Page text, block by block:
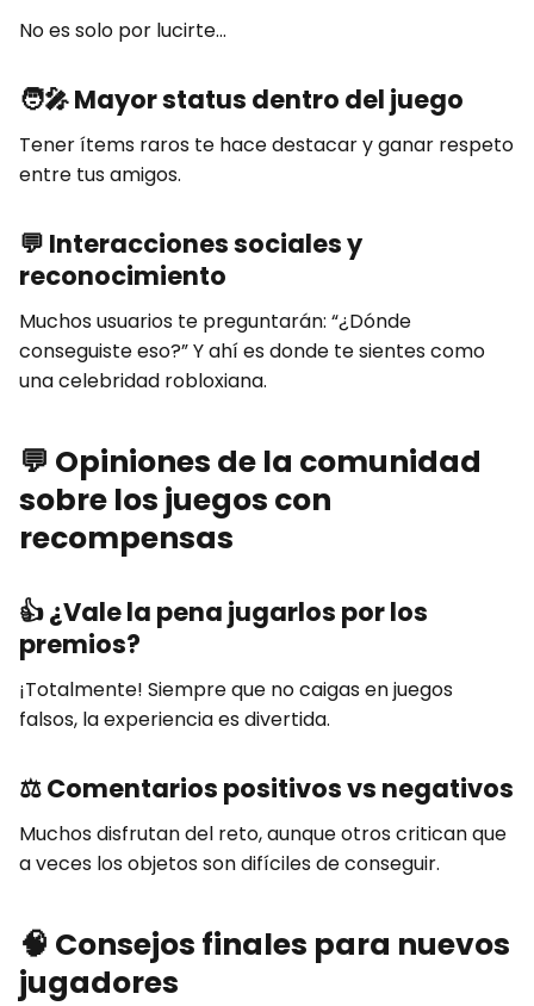
No es solo por lucirte…
🧑‍🎤Mayor status dentro del juego
Tener ítems raros te hace destacar y ganar respeto
entre tus amigos.
💬 Interacciones sociales y
reconocimiento
Muchos usuarios te preguntarán: “¿Dónde
conseguiste eso?” Y ahí es donde te sientes como
una celebridad robloxiana.
💬 Opiniones de la comunidad
sobre los juegos con
recompensas
👍¿Vale la pena jugarlos por los
premios?
¡Totalmente! Siempre que no caigas en juegos
falsos, la experiencia es divertida.
⚖️Comentarios positivos vs negativos
Muchos disfrutan del reto, aunque otros critican que
a veces los objetos son difíciles de conseguir.
🧠 Consejos finales para nuevos
jugadores